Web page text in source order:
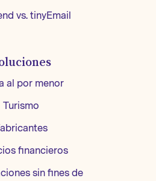
vs. tinyEmail
al por menor
Turismo
financieros
sin fines de